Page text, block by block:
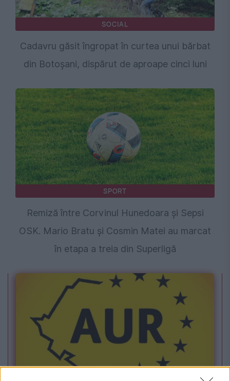
SOCIAL
Cadavru găsit îngropat în curtea unui bărbat
din Botoșani, dispărut de aproape cinci luni
SPORT
Remiză între Corvinul Hunedoara și Sepsi
OSK. Mario Bratu și Cosmin Matei au marcat
în etapa a treia din Superligă